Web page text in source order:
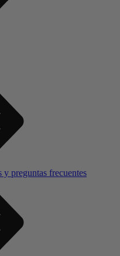
y preguntas frecuentes